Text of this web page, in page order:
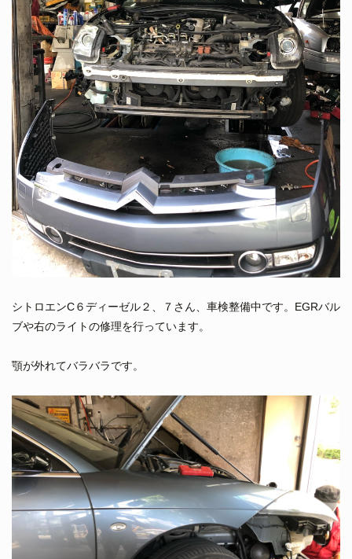
シトロエンC６ディーゼル２、７さん、車検整備中です。EGRバル
ブや右のライトの修理を行っています。
顎が外れてバラバラです。